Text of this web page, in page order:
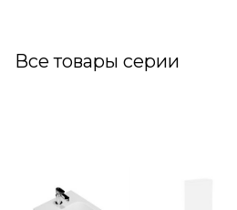
Все товары серии